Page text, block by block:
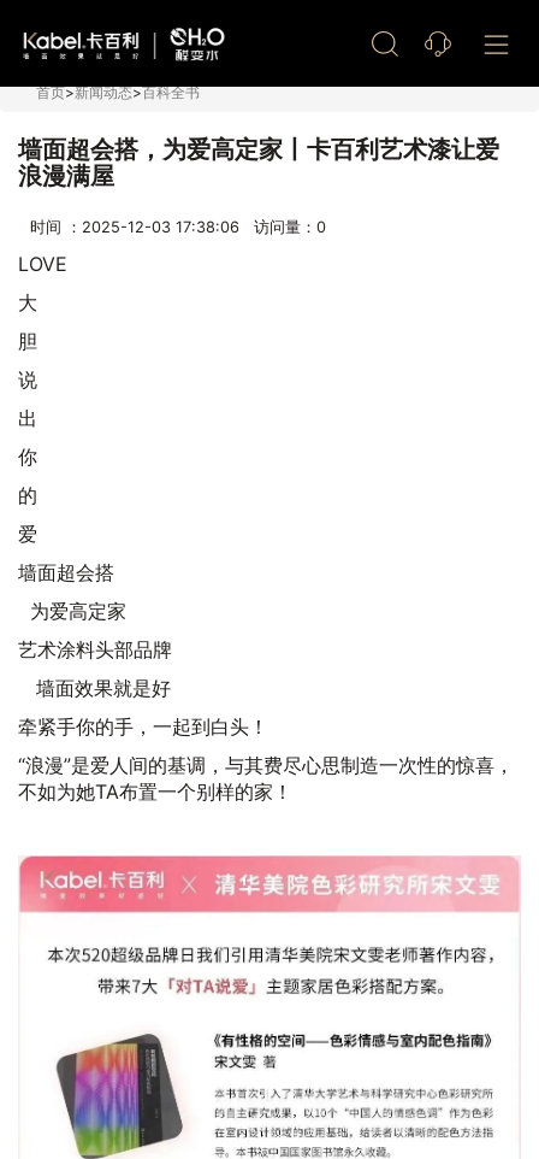
首页>新闻动态>百科全书
墙面超会搭，为爱高定家丨卡百利艺术漆让爱
浪漫满屋
时间 ：2025-12-03 17:38:06 访问量： 0
LOVE
大
胆
说
出
你
的
爱
墙面超会搭
为爱高定家
艺术涂料头部品牌
墙面效果就是好
牵紧手你的手，一起到白头！
“浪漫”是爱人间的基调，与其费尽心思制造一次性的惊喜，
不如为她TA布置一个别样的家！